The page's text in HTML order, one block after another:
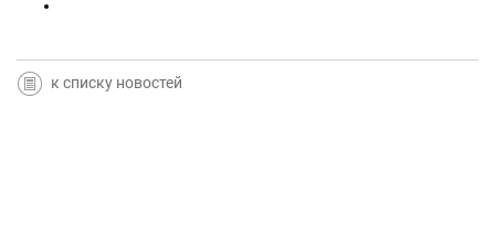
к списку новостей